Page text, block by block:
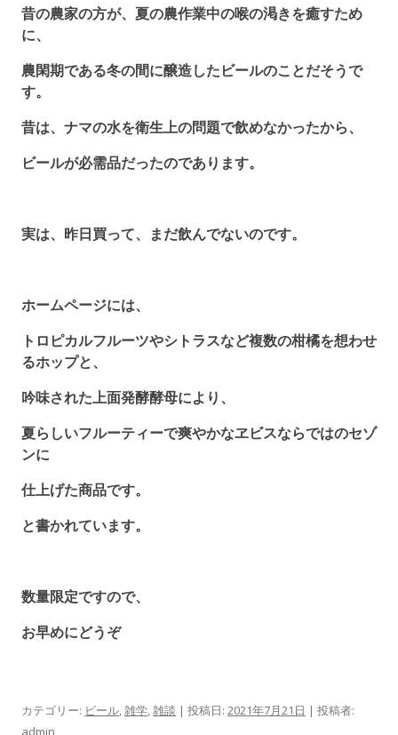
昔の農家の方が、夏の農作業中の喉の渇きを癒すため
に、
農閑期である冬の間に醸造したビールのことだそうで
す。
昔は、ナマの水を衛生上の問題で飲めなかったから、
ビールが必需品だったのであります。
実は、昨日買って、まだ飲んでないのです。
ホームページには、
トロピカルフルーツやシトラスなど複数の柑橘を想わせ
るホップと、
吟味された上面発酵酵母により、
夏らしいフルーティーで爽やかなヱビスならではのセゾ
ンに
仕上げた商品です。
と書かれています。
数量限定ですので、
お早めにどうぞ
カテゴリー: ビール,雑学,雑談 | 投稿日: 2021年7月21日 | 投稿者:
admin